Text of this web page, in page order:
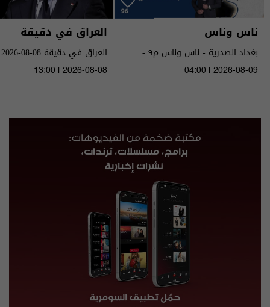
ناس وناس
بغداد الصدرية - ناس وناس م٩ -
الحلقة ٩٦ | الموسم 9
04:00 | 2026-08-09
العراق في دقيقة
العراق في دقيقة 08-08-2026 | 2026
13:00 | 2026-08-08